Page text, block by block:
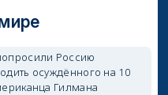
Россию
осуждённого на 10
Гилмана